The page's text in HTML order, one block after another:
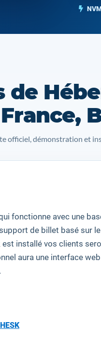
de
officiel, démonstration et
fonctionne avec une
de billet basé sur
est installé vos clients
aura une interface
.